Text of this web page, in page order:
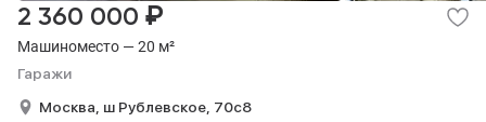
Машиноместо — 20 м²
Гаражи
2 360 000 ₽
Москва, ш Рублевское, 70с8